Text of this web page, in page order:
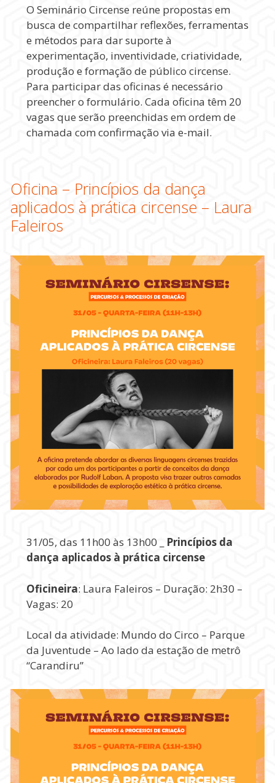
O Seminário Circense reúne propostas em
busca de compartilhar reflexões, ferramentas
e métodos para dar suporte à
experimentação, inventividade, criatividade,
produção e formação de público circense.
Para participar das oficinas é necessário
preencher o formulário. Cada oficina têm 20
vagas que serão preenchidas em ordem de
chamada com confirmação via e-mail.
Oficina – Princípios da dança
aplicados à prática circense – Laura
Faleiros
31/05, das 11h00 às 13h00 _
Princípios da
dança aplicados à prática circense
Oficineira: Laura Faleiros – Duração: 2h30 –
Vagas: 20
Local da atividade: Mundo do Circo – Parque
da Juventude – Ao lado da estação de metrô
“Carandiru”